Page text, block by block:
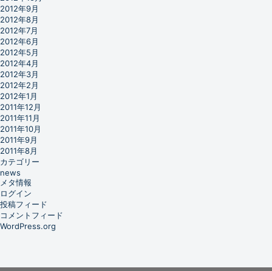
2012年9月
2012年8月
2012年7月
2012年6月
2012年5月
2012年4月
2012年3月
2012年2月
2012年1月
2011年12月
2011年11月
2011年10月
2011年9月
2011年8月
カテゴリー
news
メタ情報
ログイン
投稿フィード
コメントフィード
WordPress.org